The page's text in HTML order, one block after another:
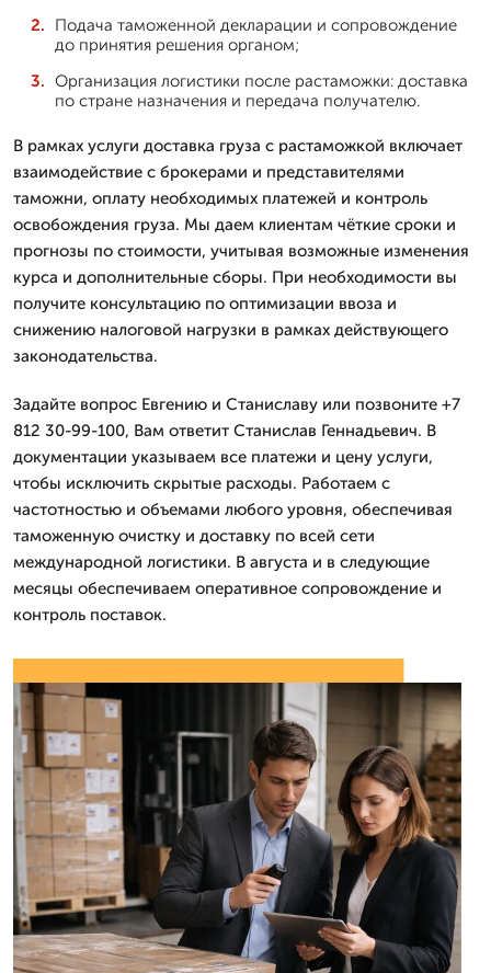
Подача таможенной декларации и сопровождение
до принятия решения органом;
Организация логистики после растаможки: доставка
по стране назначения и передача получателю.
В рамках услуги доставка груза с растаможкой включает
взаимодействие с брокерами и представителями
таможни, оплату необходимых платежей и контроль
освобождения груза. Мы даем клиентам чёткие сроки и
прогнозы по стоимости, учитывая возможные изменения
курса и дополнительные сборы. При необходимости вы
получите консультацию по оптимизации ввоза и
снижению налоговой нагрузки в рамках действующего
законодательства.
Задайте вопрос Евгению и Станиславу или позвоните +7
812 30-99-100, Вам ответит Станислав Геннадьевич. В
документации указываем все платежи и цену услуги,
чтобы исключить скрытые расходы. Работаем с
частотностью и объемами любого уровня, обеспечивая
таможенную очистку и доставку по всей сети
международной логистики. В августа и в следующие
месяцы обеспечиваем оперативное сопровождение и
контроль поставок.